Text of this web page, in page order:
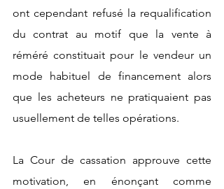
ont cependant refusé la requalification
du contrat au motif que la vente à
réméré constituait pour le vendeur un
mode habituel de financement alors
que les acheteurs ne pratiquaient pas
usuellement de telles opérations.
La Cour de cassation approuve cette
motivation, en énonçant comme